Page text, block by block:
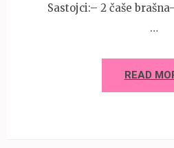
Sastojci:– 2 čaše
…
READ